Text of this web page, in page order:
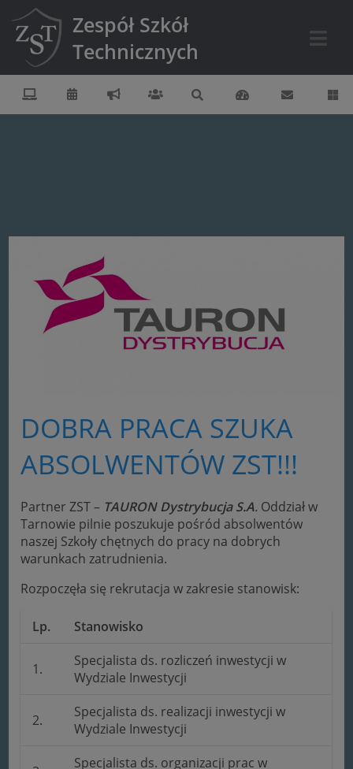
Zespół Szkół
Technicznych
DOBRA PRACA SZUKA
ABSOLWENTÓW ZST!!!
Partner ZST – TAURON Dystrybucja S.A. Oddział w
Tarnowie pilnie poszukuje pośród absolwentów
naszej Szkoły chętnych do pracy na dobrych
warunkach zatrudnienia.
Rozpoczęła się rekrutacja w zakresie stanowisk:
Lp. Stanowisko
1.
Specjalista ds. rozliczeń inwestycji w
Wydziale Inwestycji
2.
Specjalista ds. realizacji inwestycji w
Wydziale Inwestycji
Specjalista ds. organizacji prac w